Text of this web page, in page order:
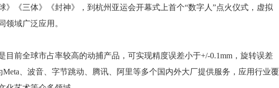
》《三体》《封神》，到杭州亚运会开幕式上首个“数字人”点火仪式， 虚拟
领域广泛应用。
目前全球市占率较高的动捕产品，可实现精度误差小于+/-0.1mm，旋转误差
Meta、波音、字节跳动、腾讯、阿里等多个国内外大厂提供服务，应用行业覆